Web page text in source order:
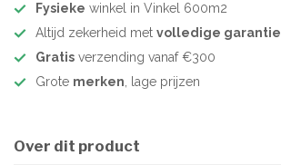
Fysieke winkel in Vinkel 600m2
Altijd zekerheid met volledige garantie
Gratis verzending vanaf €300
Grote merken, lage prijzen
Over dit product